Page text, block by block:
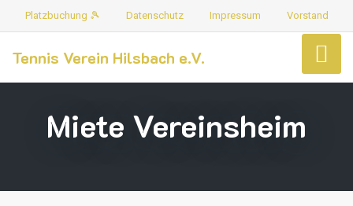
Platzbuchung 🎾 Datenschutz Impressum Vorstand
Tennis Verein Hilsbach e.V.
Miete Vereinsheim